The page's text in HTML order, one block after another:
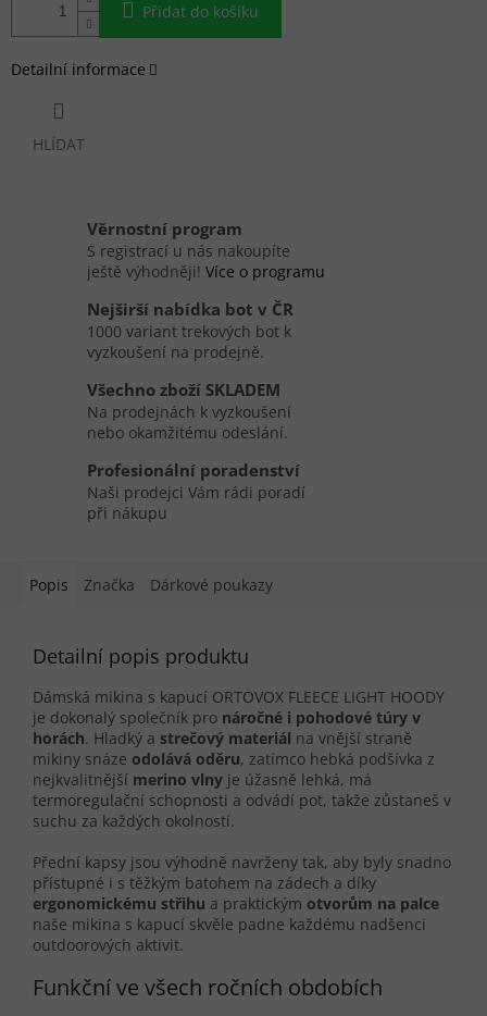
Přidat do košíku
Detailní informace
HLÍDAT
Věrnostní program
S registrací u nás nakoupíte
ještě výhodněji! Více o programu
Nejširší nabídka bot v ČR
1000 variant trekových bot k
vyzkoušení na prodejně.
Všechno zboží SKLADEM
Na prodejnách k vyzkoušení
nebo okamžitému odeslání.
Profesionální poradenství
Naši prodejci Vám rádi poradí
při nákupu
Popis Značka Dárkové poukazy
Detailní popis produktu
Dámská mikina s kapucí ORTOVOX FLEECE LIGHT HOODY
je dokonalý společník pro náročné i pohodové túry v
horách. Hladký a strečový materiál na vnější straně
mikiny snáze odolává oděru, zatímco hebká podšívka z
nejkvalitnější merino vlny je úžasně lehká, má
termoregulační schopnosti a odvádí pot, takže zůstaneš v
suchu za každých okolností.
Přední kapsy jsou výhodně navrženy tak, aby byly snadno
přístupné i s těžkým batohem na zádech a díky
ergonomickému střihu a praktickým otvorům na palce
naše mikina s kapucí skvěle padne každému nadšenci
outdoorových aktivit.
Funkční ve všech ročních obdobích